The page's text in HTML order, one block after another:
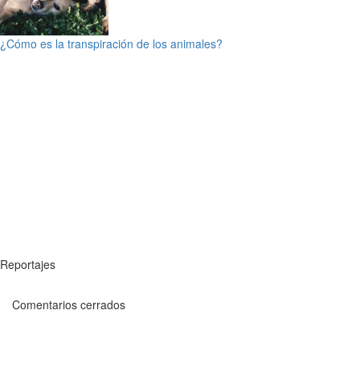
¿Cómo es la transpiración de los animales?
Reportajes
Comentarios cerrados